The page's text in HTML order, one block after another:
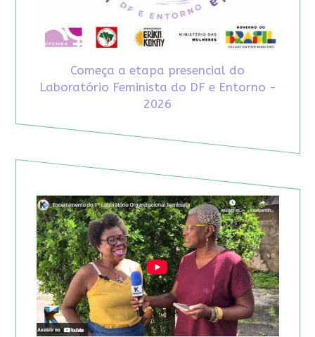
Começa a etapa presencial do
Laboratório Feminista do DF e Entorno -
2026